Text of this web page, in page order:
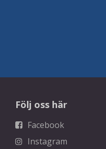
Följ oss här
Facebook
Instagram